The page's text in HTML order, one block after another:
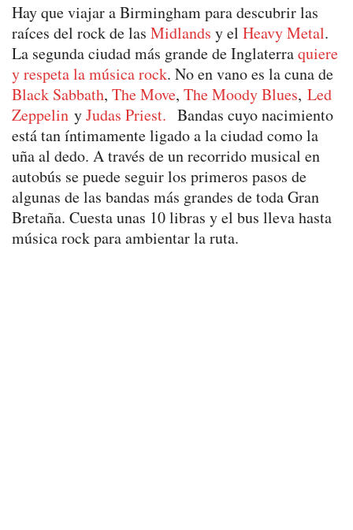
Hay que viajar a Birmingham para descubrir las
raíces del rock de las Midlands y el Heavy Metal.
La segunda ciudad más grande de Inglaterraquiere
y respeta la música rock. No en vano es la cuna de
Black Sabbath, The Move, The Moody Blues, Led
Zeppelin yJudas Priest. Bandas cuyo nacimiento
está tan íntimamente ligado a la ciudad como la
uña al dedo. A través de un recorrido musical en
autobús se puede seguir los primeros pasos de
algunas de las bandas más grandes de toda Gran
Bretaña. Cuesta unas 10 libras y el bus lleva hasta
música rock para ambientar la ruta.